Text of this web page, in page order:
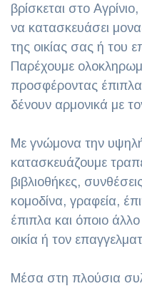
βρίσκεται στο
να κατασκευάσει
της οικίας σας ή του
Παρέχουμε
προσφέροντας έπιπλα
δένουν αρμονικά με
Με γνώμονα την υψηλή
κατασκευάζουμε
βιβλιοθήκες,
κομοδίνα, γραφεία,
έπιπλα και όποιο άλλο
οικία ή τον
Μέσα στη πλούσια